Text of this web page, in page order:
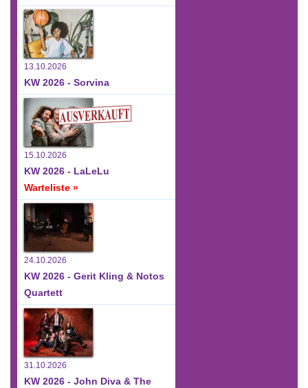
13.10.2026
KW 2026 - Sorvina
15.10.2026
KW 2026 - LaLeLu
Warteliste »
24.10.2026
KW 2026 - Gerit Kling & Notos
Quartett
31.10.2026
KW 2026 - John Diva & The